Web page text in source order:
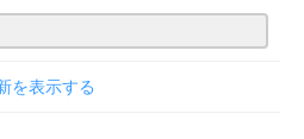
を表示する